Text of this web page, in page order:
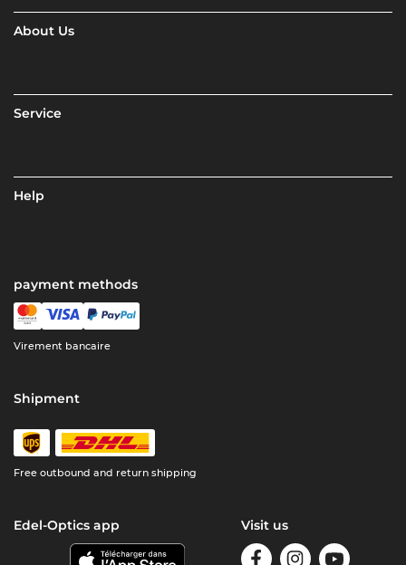
About Us
Service
Help
payment methods
Virement bancaire
Shipment
Free outbound and return shipping
Edel-Optics app Visit us